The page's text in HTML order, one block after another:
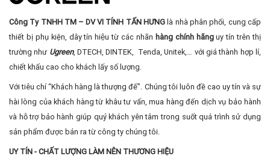
Công Ty TNHH TM – DV VI TÍNH TẤN HƯNG là nhà phân phối, cung cấp
thiết bị phụ kiện, dây tín hiệu từ các nhãn hàng chính hãnguy tín trên thị
trường như Ugreen, DTECH, DINTEK, Tenda, Unitek,… với giá thành hợp lí,
chiết khấu cao cho khách lấy số lượng.
Với tiêu chí “Khách hàng là thượng đế”. Chúng tôi luôn đề cao uy tín và sự
hài lòng của khách hàng từ khâu tư vấn, mua hàng đến dịch vụ bảo hành
và hỗ trợ bảo hành giúp quý khách yên tâm trong suốt quá trình sử dụng
sản phẩm được bán ra từ công ty chúng tôi.
UY TÍN - CHẤT LƯỢNG LÀM NÊN THƯƠNG HIỆU